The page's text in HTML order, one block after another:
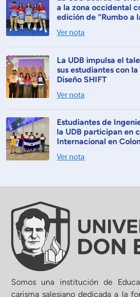
a la zona occidental
edición de “Rumbo a
Ver nota
La UDB impulsa el
sus estudiantes con
Diseño SHIFT
Ver nota
Estudiantes de
la UDB participan en
Internacional en
Ver nota
Somos una institución de
carisma salesiano dedicada a la